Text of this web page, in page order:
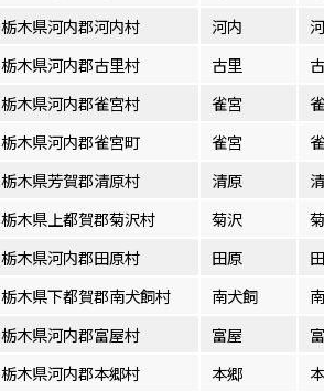
栃木県河内郡河内村 河内
栃木県河内郡古里村 古里
栃木県河内郡雀宮村 雀宮
栃木県河内郡雀宮町 雀宮
栃木県芳賀郡清原村 清原
栃木県上都賀郡菊沢村 菊沢
栃木県河内郡田原村 田原
栃木県下都賀郡南犬飼村 南犬飼
栃木県河内郡富屋村 富屋
栃木県河内郡本郷村 本郷